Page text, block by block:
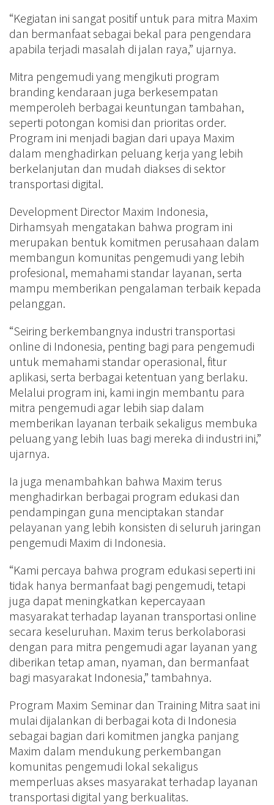
“Kegiatan ini sangat positif untuk para mitra Maxim
dan bermanfaat sebagai bekal para pengendara
apabila terjadi masalah di jalan raya,” ujarnya.
Mitra pengemudi yang mengikuti program
branding kendaraan juga berkesempatan
memperoleh berbagai keuntungan tambahan,
seperti potongan komisi dan prioritas order.
Program ini menjadi bagian dari upaya Maxim
dalam menghadirkan peluang kerja yang lebih
berkelanjutan dan mudah diakses di sektor
transportasi digital.
Development Director Maxim Indonesia,
Dirhamsyah mengatakan bahwa program ini
merupakan bentuk komitmen perusahaan dalam
membangun komunitas pengemudi yang lebih
profesional, memahami standar layanan, serta
mampu memberikan pengalaman terbaik kepada
pelanggan.
“Seiring berkembangnya industri transportasi
online di Indonesia, penting bagi para pengemudi
untuk memahami standar operasional, fitur
aplikasi, serta berbagai ketentuan yang berlaku.
Melalui program ini, kami ingin membantu para
mitra pengemudi agar lebih siap dalam
memberikan layanan terbaik sekaligus membuka
peluang yang lebih luas bagi mereka di industri ini,”
ujarnya.
Ia juga menambahkan bahwa Maxim terus
menghadirkan berbagai program edukasi dan
pendampingan guna menciptakan standar
pelayanan yang lebih konsisten di seluruh jaringan
pengemudi Maxim di Indonesia.
“Kami percaya bahwa program edukasi seperti ini
tidak hanya bermanfaat bagi pengemudi, tetapi
juga dapat meningkatkan kepercayaan
masyarakat terhadap layanan transportasi online
secara keseluruhan. Maxim terus berkolaborasi
dengan para mitra pengemudi agar layanan yang
diberikan tetap aman, nyaman, dan bermanfaat
bagi masyarakat Indonesia,” tambahnya.
Program Maxim Seminar dan Training Mitra saat ini
mulai dijalankan di berbagai kota di Indonesia
sebagai bagian dari komitmen jangka panjang
Maxim dalam mendukung perkembangan
komunitas pengemudi lokal sekaligus
memperluas akses masyarakat terhadap layanan
transportasi digital yang berkualitas.